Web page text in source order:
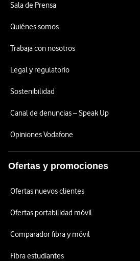
Sala de Prensa
Quiénes somos
Trabaja con nosotros
Legal y regulatorio
Sostenibilidad
Canal de denuncias – Speak Up
Opiniones Vodafone
Ofertas y promociones
Ofertas nuevos clientes
Ofertas portabilidad móvil
Comparador fibra y móvil
Fibra estudiantes